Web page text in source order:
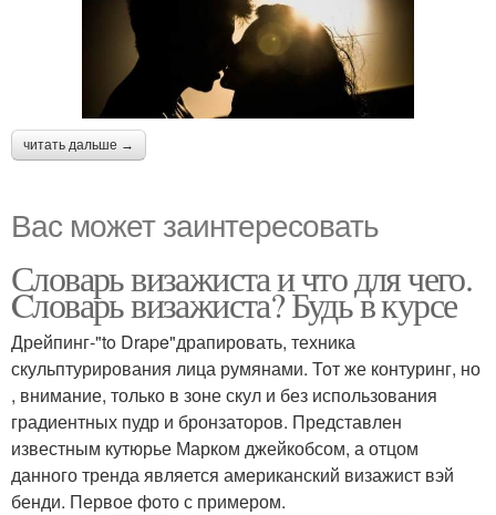
читать дальше →
Вас может заинтересовать
Словарь визажиста и что для чего.
Cловарь визажиста? Будь в курсе
Дрейпинг-"to Drape"драпировать, техника
скульптурирования лица румянами. Тот же контуринг, но
, внимание, только в зоне скул и без использования
градиентных пудр и бронзаторов. Представлен
известным кутюрье Марком джейкобсом, а отцом
данного тренда является американский визажист вэй
бенди. Первое фото с примером.